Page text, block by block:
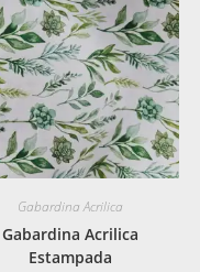
Gabardina Acrilica
Gabardina Acrilica
Estampada